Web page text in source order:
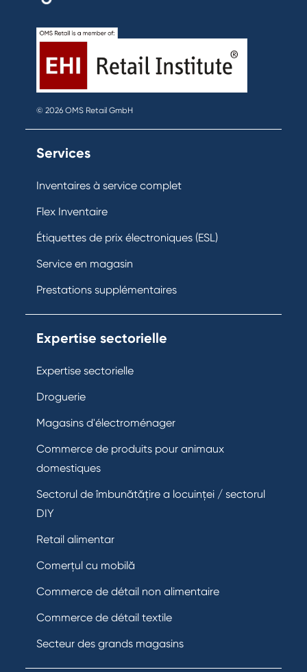
© 2026 OMS Retail GmbH
Services
Inventaires à service complet
Flex Inventaire
Étiquettes de prix électroniques (ESL)
Service en magasin
Prestations supplémentaires
Expertise sectorielle
Expertise sectorielle
Droguerie
Magasins d'électroménager
Commerce de produits pour animaux
domestiques
Sectorul de îmbunătățire a locuinței / sectorul
DIY
Retail alimentar
Comerțul cu mobilă
Commerce de détail non alimentaire
Commerce de détail textile
Secteur des grands magasins